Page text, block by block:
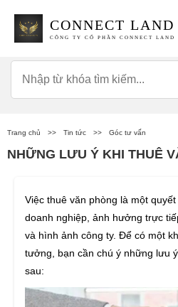
CONNECT LAND
CÔNG TY CỔ PHẦN CONNECT LAND
Trang chủ >> Tin tức >> Góc tư vấn
NHỮNG LƯU Ý KHI THUÊ
Việc thuê văn phòng là một
doanh nghiệp, ảnh hưởng trực
và hình ảnh công ty. Để có một
tưởng, bạn cần chú ý những lưu
sau: